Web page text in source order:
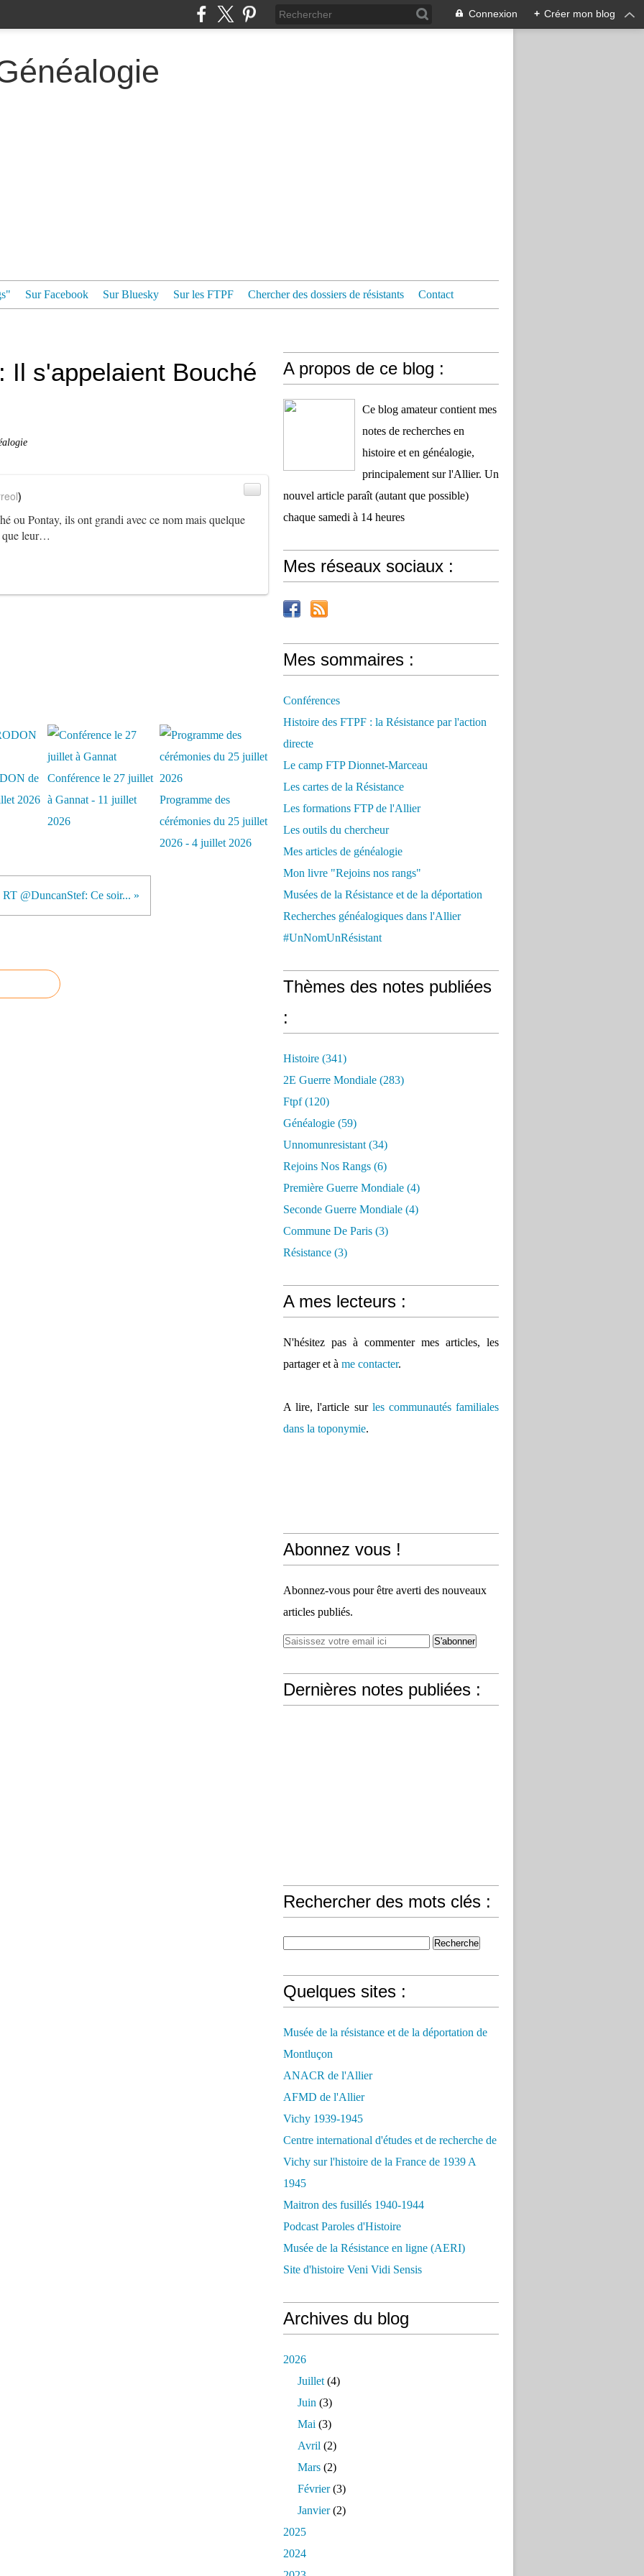
Connexion + Créer mon blog
Sur Facebook Sur Bluesky Sur les FTPF Chercher des dossiers de résistants Contact
Il s'appelaient Bouché
ou Pontay, ils ont grandi avec ce nom mais quelque
que leur…
)
de
2026
Conférence le 27 juillet
à Gannat - 11 juillet
2026
Programme des
cérémonies du 25 juillet
2026 - 4 juillet 2026
RT @DuncanStef: Ce soir... »
A propos de ce blog :
Ce blog amateur contient mes
notes de recherches en
histoire et en généalogie,
principalement sur l'Allier. Un
nouvel article paraît (autant que possible)
chaque samedi à 14 heures
Mes réseaux sociaux :
Mes sommaires :
Conférences
Histoire des FTPF : la Résistance par l'action
directe
Le camp FTP Dionnet-Marceau
Les cartes de la Résistance
Les formations FTP de l'Allier
Les outils du chercheur
Mes articles de généalogie
Mon livre "Rejoins nos rangs"
Musées de la Résistance et de la déportation
Recherches généalogiques dans l'Allier
#UnNomUnRésistant
Thèmes des notes publiées
:
Histoire (341)
2E Guerre Mondiale (283)
Ftpf (120)
Généalogie (59)
Unnomunresistant (34)
Rejoins Nos Rangs (6)
Première Guerre Mondiale (4)
Seconde Guerre Mondiale (4)
Commune De Paris (3)
Résistance (3)
A mes lecteurs :
N'hésitez pas à commenter mes articles, les
partager et à me contacter.
A lire, l'article sur les communautés familiales
dans la toponymie.
Abonnez vous !
Abonnez-vous pour être averti des nouveaux
articles publiés.
Dernières notes publiées :
Rechercher des mots clés :
Quelques sites :
Musée de la résistance et de la déportation de
Montluçon
ANACR de l'Allier
AFMD de l'Allier
Vichy 1939-1945
Centre international d'études et de recherche de
Vichy sur l'histoire de la France de 1939 A
1945
Maitron des fusillés 1940-1944
Podcast Paroles d'Histoire
Musée de la Résistance en ligne (AERI)
Site d'histoire Veni Vidi Sensis
Archives du blog
2026
Juillet (4)
Juin (3)
Mai (3)
Avril (2)
Mars (2)
Février(3)
Janvier(2)
2025
2024